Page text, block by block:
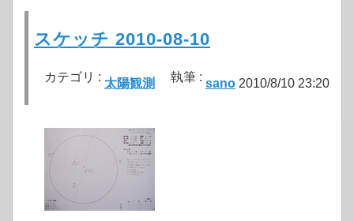
スケッチ 2010-08-10
カテゴリ : 太陽観測 執筆 : sano 2010/8/10 23:20